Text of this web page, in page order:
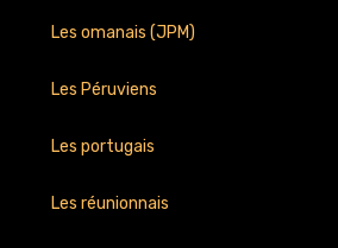
Les omanais (JPM)
Les Péruviens
Les portugais
Les réunionnais